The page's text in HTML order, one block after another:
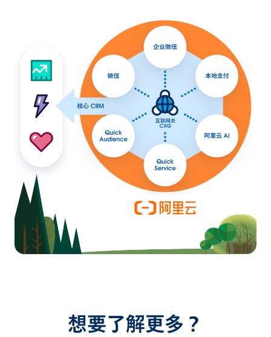
想要了解更多？